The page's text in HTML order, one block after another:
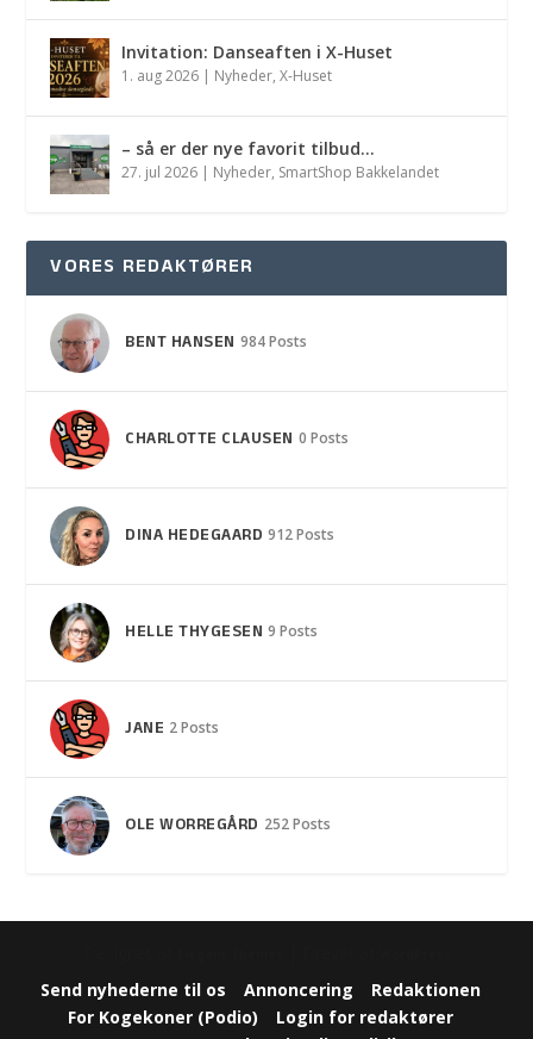
Invitation: Danseaften i X-Huset
1. aug 2026 | Nyheder,X-Huset
– så er der nye favorit tilbud…
27. jul 2026 | Nyheder, SmartShop Bakkelandet
VORES REDAKTØRER
BENT HANSEN 984 Posts
CHARLOTTE CLAUSEN 0 Posts
DINA HEDEGAARD 912 Posts
HELLE THYGESEN 9 Posts
JANE 2 Posts
OLE WORREGÅRD 252 Posts
Send nyhederne til os Annoncering
Redaktionen
For Kogekoner (Podio)
Login for redaktører